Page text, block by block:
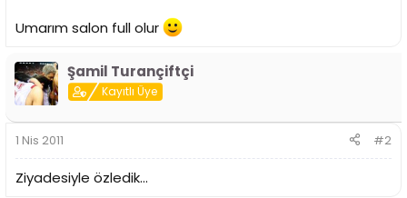
i
Umarım salon full olur
Şamil Turançiftçi
Kayıtlı Üye
1 Nis 2011 #2
Ziyadesiyle özledik...